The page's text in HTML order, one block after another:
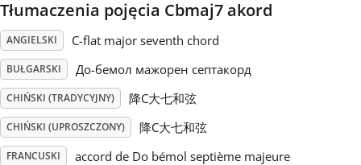
Português
Русский
Svenska
Tłumaczenia pojęcia Cbmaj7 akord
ANGIELSKI C-flat major seventh chord
BUŁGARSKI До-бемол мажорен септакорд
CHIŃSKI (TRADYCYJNY) 降C大七和弦
CHIŃSKI (UPROSZCZONY) 降C大七和弦
FRANCUSKI accord de Do bémol septième majeure